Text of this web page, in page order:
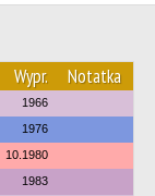
Wypr. Notatka
1966
1976
10.1980
1983